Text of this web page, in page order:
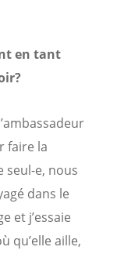
en tant
faire la
seul-e, nous
dans le
et j’essaie
qu’elle aille,